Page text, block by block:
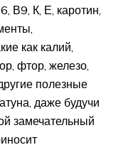
В9, К, Е, каротин,
как калий,
фтор, железо,
полезные
даже будучи
замечательный